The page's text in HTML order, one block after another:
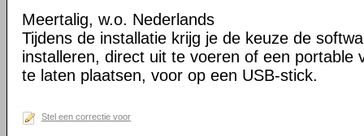
Meertalig, w.o. Nederlands
Tijdens de installatie krijg je de keuze de
installeren, direct uit te voeren of een portable
te laten plaatsen, voor op een USB-stick.
Stel een correctie voor